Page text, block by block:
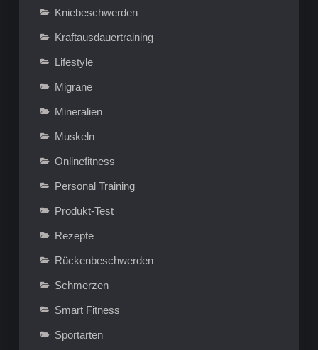
Kniebeschwerden
Kraftausdauertraining
Lifestyle
Migräne
Mineralien
Muskeln
Onlinefitness
Personal Training
Produkt-Test
Rezepte
Rückenbeschwerden
Schmerzen
Smart Fitness
Sportarten